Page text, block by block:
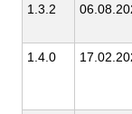
1.3.2
1.4.0